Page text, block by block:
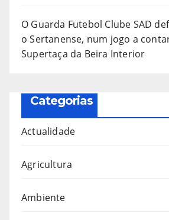
O Guarda Futebol Clube SAD
o Sertanense, num jogo a
Supertaça da Beira Interior
Categorias
Actualidade
Agricultura
Ambiente